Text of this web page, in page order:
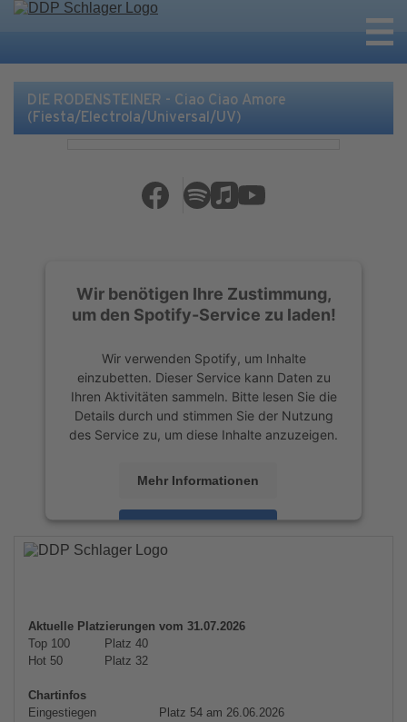
DIE RODENSTEINER - Ciao Ciao Amore
(Fiesta/Electrola/Universal/UV)
Wir benötigen Ihre Zustimmung,
um den Spotify-Service zu laden!
Wir verwenden Spotify, um Inhalte
einzubetten. Dieser Service kann Daten zu
Ihren Aktivitäten sammeln. Bitte lesen Sie die
Details durch und stimmen Sie der Nutzung
des Service zu, um diese Inhalte anzuzeigen.
Mehr Informationen
Akzeptieren
powered by
Aktuelle Platzierungen vom 31.07.2026
Top 100
Platz 40
Hot 50
Platz 32
Chartinfos
Eingestiegen
Platz 54 am 26.06.2026